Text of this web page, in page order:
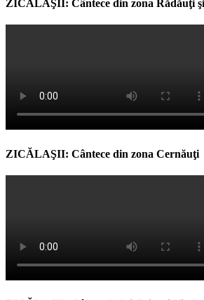
ZICĂLAŞII: Cântece din zona Rădăuţi
ZICĂLAŞII: Cântece din zona Cernăuţi